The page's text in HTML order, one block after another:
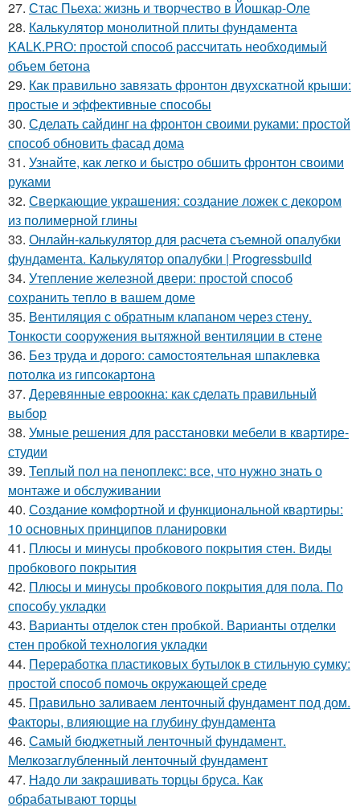
27. Стас Пьеха: жизнь и творчество в Йошкар-Оле
28. Калькулятор монолитной плиты фундамента
KALK.PRO: простой способ рассчитать необходимый
объем бетона
29. Как правильно завязать фронтон двухскатной крыши:
простые и эффективные способы
30. Сделать сайдинг на фронтон своими руками: простой
способ обновить фасад дома
31. Узнайте, как легко и быстро обшить фронтон своими
руками
32. Сверкающие украшения: создание ложек с декором
из полимерной глины
33. Онлайн-калькулятор для расчета съемной опалубки
фундамента. Калькулятор опалубки | Progressbuild
34. Утепление железной двери: простой способ
сохранить тепло в вашем доме
35. Вентиляция с обратным клапаном через стену.
Тонкости сооружения вытяжной вентиляции в стене
36. Без труда и дорого: самостоятельная шпаклевка
потолка из гипсокартона
37. Деревянные евроокна: как сделать правильный
выбор
38. Умные решения для расстановки мебели в квартире-
студии
39. Теплый пол на пеноплекс: все, что нужно знать о
монтаже и обслуживании
40. Создание комфортной и функциональной квартиры:
10 основных принципов планировки
41. Плюсы и минусы пробкового покрытия стен. Виды
пробкового покрытия
42. Плюсы и минусы пробкового покрытия для пола. По
способу укладки
43. Варианты отделок стен пробкой. Варианты отделки
стен пробкой технология укладки
44. Переработка пластиковых бутылок в стильную сумку:
простой способ помочь окружающей среде
45. Правильно заливаем ленточный фундамент под дом.
Факторы, влияющие на глубину фундамента
46. Самый бюджетный ленточный фундамент.
Мелкозаглубленный ленточный фундамент
47. Надо ли закрашивать торцы бруса. Как
обрабатывают торцы